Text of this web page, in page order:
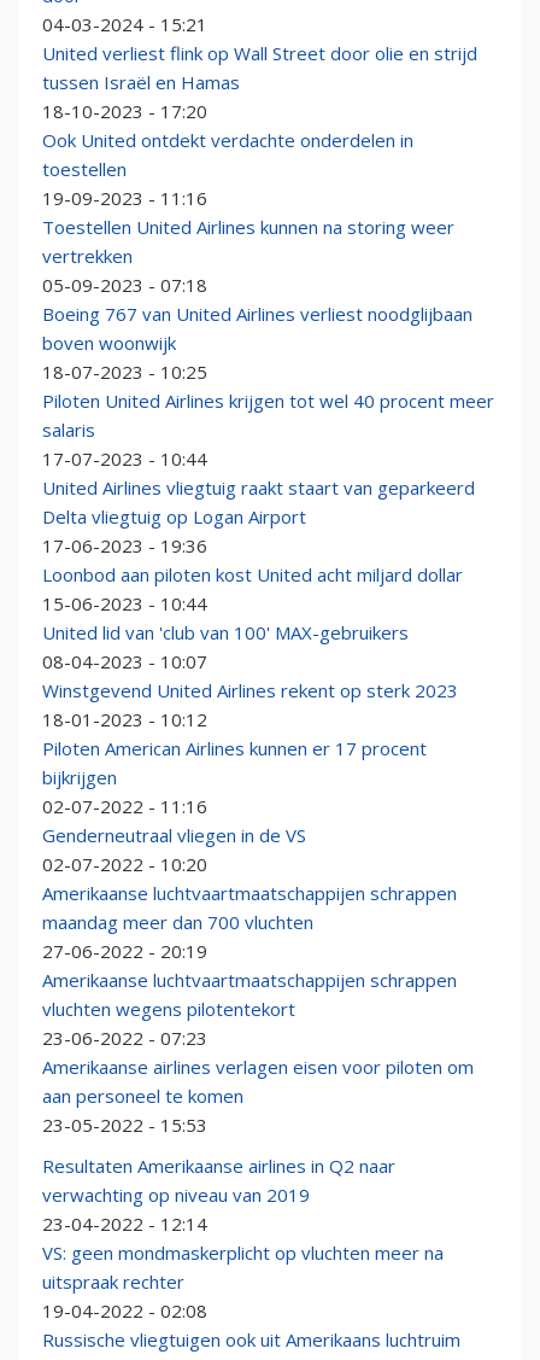
04-03-2024 - 15:21
United verliest flink op Wall Street door olie en strijd
tussen Israël en Hamas
18-10-2023 - 17:20
Ook United ontdekt verdachte onderdelen in
toestellen
19-09-2023 - 11:16
Toestellen United Airlines kunnen na storing weer
vertrekken
05-09-2023 - 07:18
Boeing 767 van United Airlines verliest noodglijbaan
boven woonwijk
18-07-2023 - 10:25
Piloten United Airlines krijgen tot wel 40 procent meer
salaris
17-07-2023 - 10:44
United Airlines vliegtuig raakt staart van geparkeerd
Delta vliegtuig op Logan Airport
17-06-2023 - 19:36
Loonbod aan piloten kost United acht miljard dollar
15-06-2023 - 10:44
United lid van 'club van 100' MAX-gebruikers
08-04-2023 - 10:07
Winstgevend United Airlines rekent op sterk 2023
18-01-2023 - 10:12
Piloten American Airlines kunnen er 17 procent
bijkrijgen
02-07-2022 - 11:16
Genderneutraal vliegen in de VS
02-07-2022 - 10:20
Amerikaanse luchtvaartmaatschappijen schrappen
maandag meer dan 700 vluchten
27-06-2022 - 20:19
Amerikaanse luchtvaartmaatschappijen schrappen
vluchten wegens pilotentekort
23-06-2022 - 07:23
Amerikaanse airlines verlagen eisen voor piloten om
aan personeel te komen
23-05-2022 - 15:53
Resultaten Amerikaanse airlines in Q2 naar
verwachting op niveau van 2019
23-04-2022 - 12:14
VS: geen mondmaskerplicht op vluchten meer na
uitspraak rechter
19-04-2022 - 02:08
Russische vliegtuigen ook uit Amerikaans luchtruim